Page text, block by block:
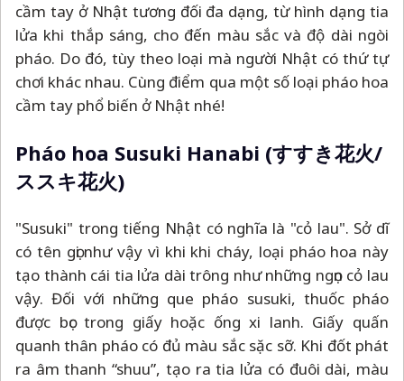
cầm tay ở Nhật tương đối đa dạng, từ hình dạng tia
lửa khi thắp sáng, cho đến màu sắc và độ dài ngòi
pháo. Do đó, tùy theo loại mà người Nhật có thứ tự
chơi khác nhau. Cùng điểm qua một số loại pháo hoa
cầm tay phổ biến ở Nhật nhé!
Pháo hoa Susuki Hanabi (すすき花火/
ススキ花火)
"Susuki" trong tiếng Nhật có nghĩa là "cỏ lau". Sở dĩ
có tên gọi như vậy vì khi khi cháy, loại pháo hoa này
tạo thành cái tia lửa dài trông như những ngọn cỏ lau
vậy. Đối với những que pháo susuki, thuốc pháo
được bọc trong giấy hoặc ống xi lanh. Giấy quấn
quanh thân pháo có đủ màu sắc sặc sỡ. Khi đốt phát
ra âm thanh “shuu”, tạo ra tia lửa có đuôi dài, màu